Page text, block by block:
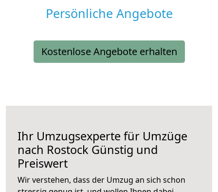
Persönliche Angebote
Kostenlose Angebote erhalten
Ihr Umzugsexperte für Umzüge
nach Rostock Günstig und
Preiswert
Wir verstehen, dass der Umzug an sich schon